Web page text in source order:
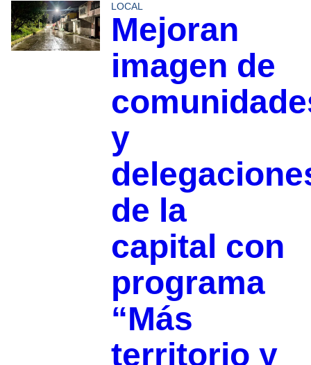
LOCAL
Mejoran
imagen de
y
de la
capital con
programa
“Más
territorio y